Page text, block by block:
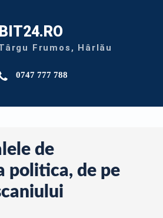
BIT24.RO
Frumos, Hârlău
0747 777 788
de
politica, de pe